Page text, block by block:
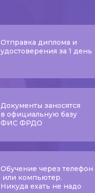
Отправка диплома и
удостоверения за 1 день
Документы заносятся
в официальную базу
ФИС ФРДО
Обучение через телефон
или компьютер.
Никуда ехать не надо